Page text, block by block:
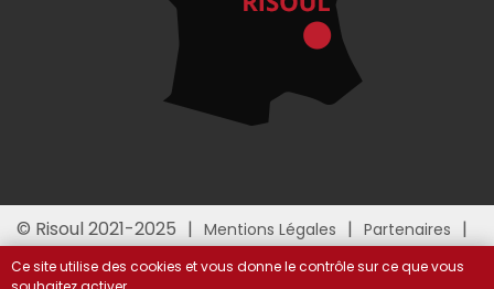
© Risoul 2021-2025 Mentions Légales
Partenaires
Gestion des cookies
Ce site utilise des cookies et vous donne le contrôle sur ce que vous